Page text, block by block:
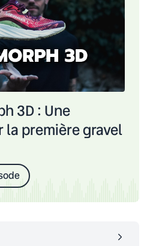
3D : Une
la première gravel